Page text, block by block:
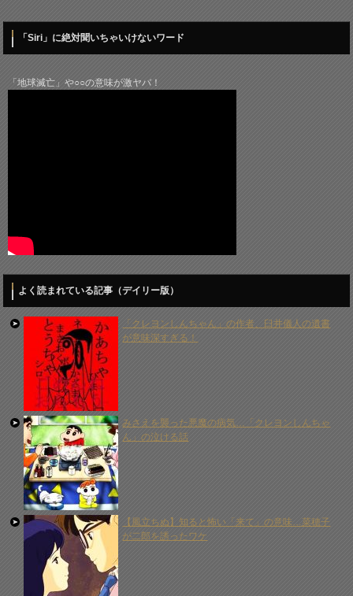
「Siri」に絶対聞いちゃいけないワード
「地球滅亡」や○○の意味が激ヤバ！
よく読まれている記事（デイリー版）
「クレヨンしんちゃん」の作者、臼井儀人の遺書
が意味深すぎる！
みさえを襲った悪魔の病気…「クレヨンしんちゃ
ん」の泣ける話
【風立ちぬ】知ると怖い「来て」の意味…菜穂子
が二郎を誘ったワケ